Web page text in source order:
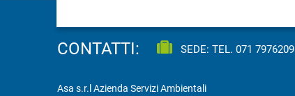
CONTATTI: SEDE: TEL. 071 7976209
Asa s.r.l Azienda Servizi Ambientali